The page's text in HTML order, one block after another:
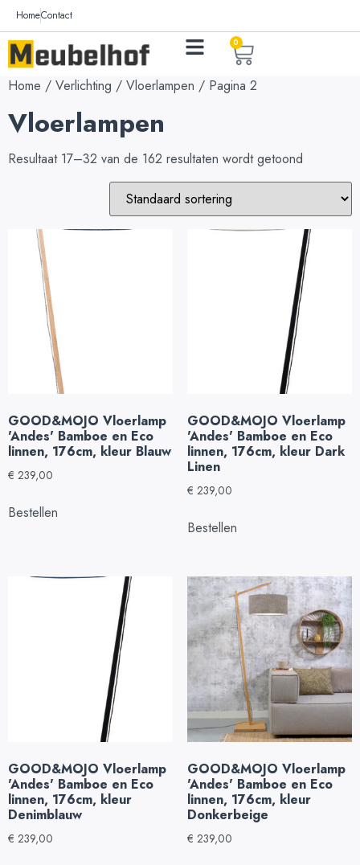
HomeContact
0
Home / Verlichting / Vloerlampen / Pagina 2
Vloerlampen
Resultaat 17–32 van de 162 resultaten wordt getoond
GOOD&MOJO Vloerlamp
'Andes' Bamboe en Eco
linnen, 176cm, kleur Blauw
€ 239,00
Bestellen
GOOD&MOJO Vloerlamp
'Andes' Bamboe en Eco
linnen, 176cm, kleur Dark
Linen
€ 239,00
Bestellen
GOOD&MOJO Vloerlamp
'Andes' Bamboe en Eco
linnen, 176cm, kleur
Denimblauw
€ 239,00
GOOD&MOJO Vloerlamp
'Andes' Bamboe en Eco
linnen, 176cm, kleur
Donkerbeige
€ 239,00